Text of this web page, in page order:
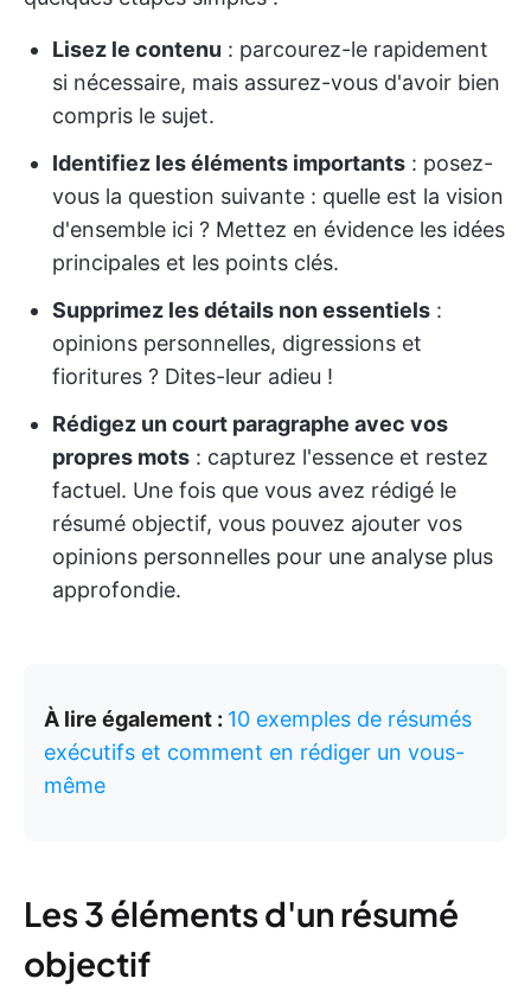
Lisez le contenu : parcourez-le rapidement
si nécessaire, mais assurez-vous d'avoir bien
compris le sujet.
Identifiez les éléments importants : posez-
vous la question suivante : quelle est la vision
d'ensemble ici ? Mettez en évidence les idées
principales et les points clés.
Supprimez les détails non essentiels :
opinions personnelles, digressions et
fioritures ? Dites-leur adieu !
Rédigez un court paragraphe avec vos
propres mots : capturez l'essence et restez
factuel. Une fois que vous avez rédigé le
résumé objectif, vous pouvez ajouter vos
opinions personnelles pour une analyse plus
approfondie.
À lire également : 10 exemples de résumés
exécutifs et comment en rédiger un vous-
même
Les 3 éléments d'un résumé
objectif